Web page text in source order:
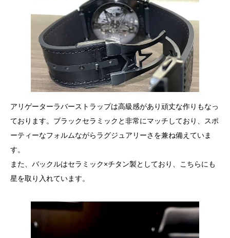
アリゲーターラバーストラップは高級感があり頑丈な作りもなっ
ております。ブラックセラミックと非常にマッチしており、スポ
ーティーなフォルムながらラグジュアリーさを兼ね備えていま
す。
また、バックルはセラミック×チタン製としており、こちらにも
星を取り入れています。